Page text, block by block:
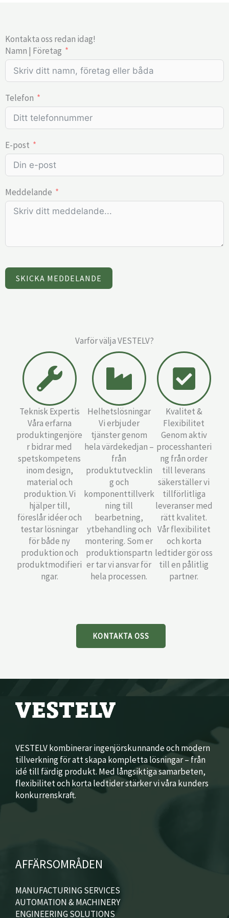
Kontakta oss redan idag!
Namn | Företag
Telefon
E-post
Meddelande
SKICKA MEDDELANDE
Varför välja VESTELV?
Teknisk Expertis
Våra erfarna
produktingenjöre
r bidrar med
spetskompetens
inom design,
material och
produktion. Vi
hjälper till,
föreslår idéer och
testar lösningar
för både ny
produktion och
produktmodifieri
ngar.
Helhetslösningar
Vi erbjuder
tjänster genom
hela värdekedjan –
från
produktutvecklin
g och
komponenttillverk
ning till
bearbetning,
ytbehandling och
montering. Som er
produktionspartn
er tar vi ansvar för
hela processen.
Kvalitet &
Flexibilitet
Genom aktiv
processhanteri
ng från order
till leverans
säkerställer vi
tillförlitliga
leveranser med
rätt kvalitet.
Vår flexibilitet
och korta
ledtider gör oss
till en pålitlig
partner.
KONTAKTA OSS
VESTELV kombinerar ingenjörskunnande och modern
tillverkning för att skapa kompletta lösningar – från
idé till färdig produkt. Med långsiktiga samarbeten,
flexibilitet och korta ledtider stärker vi våra kunders
konkurrenskraft.
AFFÄRSOMRÅDEN
MANUFACTURING SERVICES
AUTOMATION & MACHINERY
ENGINEERING SOLUTIONS